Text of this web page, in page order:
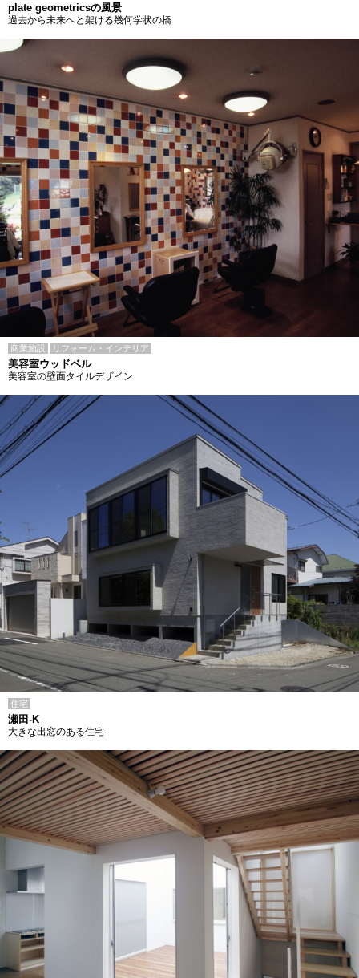
plate geometricsの風景
過去から未来へと架ける幾何学状の橋
商業施設 リフォーム・インテリア
美容室ウッドベル
美容室の壁面タイルデザイン
住宅
瀬田-K
大きな出窓のある住宅